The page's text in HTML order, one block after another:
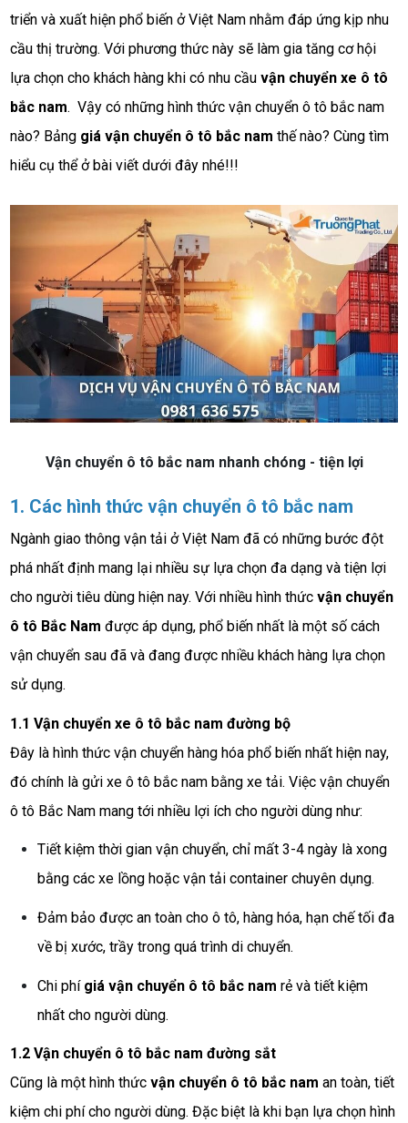
triển và xuất hiện phổ biến ở Việt Nam nhằm đáp ứng kịp nhu
cầu thị trường. Với phương thức này sẽ làm gia tăng cơ hội
lựa chọn cho khách hàng khi có nhu cầuvận chuyển xe ô tô
bắc nam. Vậy có những hình thức vận chuyển ô tô bắc nam
nào? Bảng giá vận chuyển ô tô bắc nam thế nào? Cùng tìm
hiểu cụ thể ở bài viết dưới đây nhé!!!
Vận chuyển ô tô bắc nam nhanh chóng - tiện lợi
1. Các hình thức vận chuyển ô tô bắc nam
Ngành giao thông vận tải ở Việt Nam đã có những bước đột
phá nhất định mang lại nhiều sự lựa chọn đa dạng và tiện lợi
cho người tiêu dùng hiện nay. Với nhiều hình thứcvận chuyển
ô tô Bắc Nam được áp dụng, phổ biến nhất là một số cách
vận chuyển sau đã và đang được nhiều khách hàng lựa chọn
sử dụng.
1.1 Vận chuyển xe ô tô bắc nam đường bộ
Đây là hình thức vận chuyển hàng hóa phổ biến nhất hiện nay,
đó chính là gửi xe ô tô bắc nam bằng xe tải. Việc vận chuyển
ô tô Bắc Nam mang tới nhiều lợi ích cho người dùng như:
Tiết kiệm thời gian vận chuyển, chỉ mất 3-4 ngày là xong
bằng các xe lồng hoặc vận tải container chuyên dụng.
Đảm bảo được an toàn cho ô tô, hàng hóa, hạn chế tối đa
về bị xước, trầy trong quá trình di chuyển.
Chi phí giá vận chuyển ô tô bắc namrẻ và tiết kiệm
nhất cho người dùng.
1.2 Vận chuyển ô tô bắc nam đường sắt
Cũng là một hình thứcvận chuyển ô tô bắc nam an toàn, tiết
kiệm chi phí cho người dùng. Đặc biệt là khi bạn lựa chọn hình